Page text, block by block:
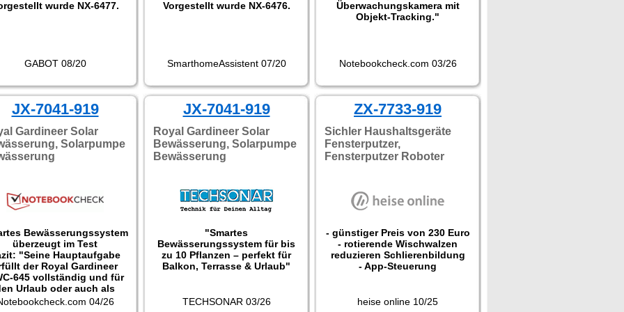
wurde NX-6477.
GABOT 08/20
Vorgestellt wurde NX-6476.
SmarthomeAssistent 07/20
Überwachungskamera mit
Objekt-Tracking."
Notebookcheck.com 03/26
JX-7041-919
Gardineer Solar
Solarpumpe
Bewässerungssystem
überzeugt im Test
"Seine Hauptaufgabe
der Royal Gardineer
645 vollständig und für
Urlaub oder auch als
im Alltag eignet sich
04/26
JX-7041-919
Royal Gardineer Solar
Bewässerung, Solarpumpe
Bewässerung
"Smartes
Bewässerungssystem für bis
zu 10 Pflanzen – perfekt für
Balkon, Terrasse & Urlaub"
TECHSONAR 03/26
ZX-7733-919
Sichler Haushaltsgeräte
Fensterputzer,
Fensterputzer Roboter
- günstiger Preis von 230 Euro
- rotierende Wischwalzen
reduzieren Schlierenbildung
- App-Steuerung
heise online 10/25